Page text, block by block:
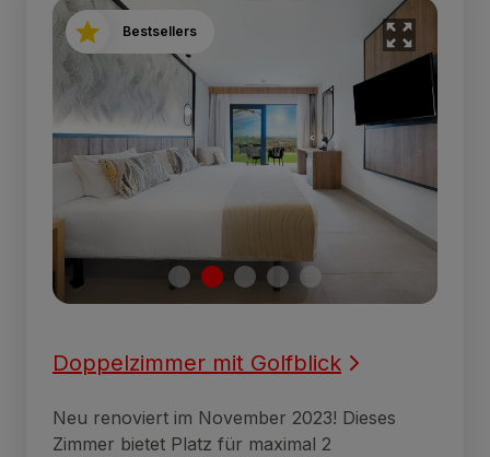
Bestsellers
Doppelzimmer mit Golfblick
Neu renoviert im November 2023! Dieses
Zimmer bietet Platz für maximal 2